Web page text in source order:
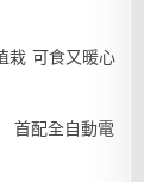
栽 可食又暖心
首配全自動電